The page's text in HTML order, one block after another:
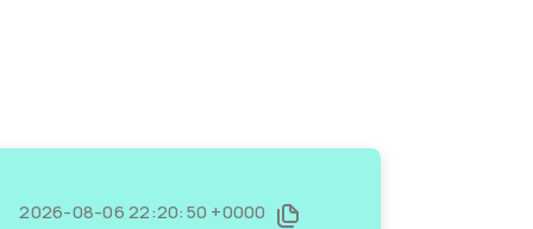
2026-08-06 22:20:50 +0000